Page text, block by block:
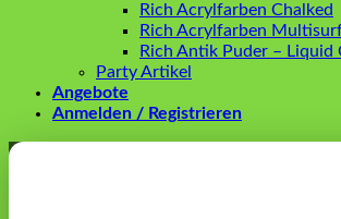
Rich Acrylfarben Chalked
Rich Acrylfarben
Rich Antik Puder – Liquid
Party Artikel
Angebote
Anmelden / Registrieren
Anmelden